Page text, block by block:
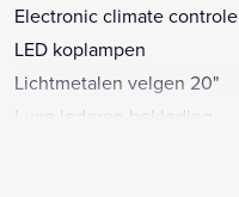
Electronic climate controle
LED koplampen
Lichtmetalen velgen 20"
Luxe lederen bekleding